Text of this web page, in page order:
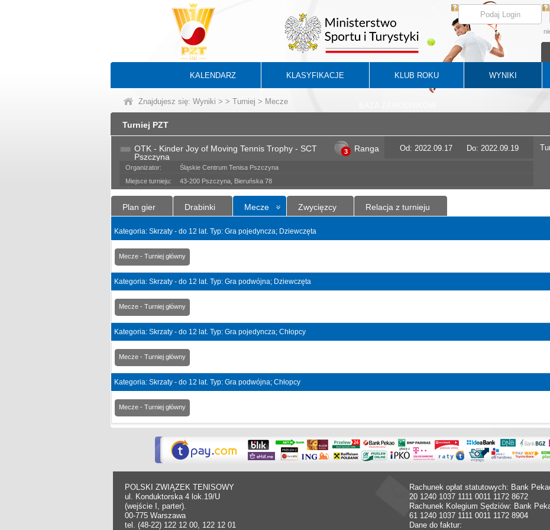
KALENDARZ KLASYFIKACJE KLUB ROKU WYNIKI
Znajdujesz się: Wyniki > > Turniej > Mecze
Turniej PZT
OTK - Kinder Joy of Moving Tennis Trophy - SCT
Pszczyna
3 Ranga Od: 2022.09.17 Do: 2022.09.19
Organizator:
Śląskie Centrum Tenisa Pszczyna
Miejsce turnieju:
43-200 Pszczyna, Bieruńska 78
Plan gier Drabinki Mecze Zwycięzcy Relacja z turnieju
Kategoria: Skrzaty - do 12 lat. Typ: Gra pojedyncza; Dziewczęta
Mecze - Turniej główny
Kategoria: Skrzaty - do 12 lat. Typ: Gra podwójna; Dziewczęta
Mecze - Turniej główny
Kategoria: Skrzaty - do 12 lat. Typ: Gra pojedyncza; Chłopcy
Mecze - Turniej główny
Kategoria: Skrzaty - do 12 lat. Typ: Gra podwójna; Chłopcy
Mecze - Turniej główny
POLSKI ZWIĄZEK TENISOWY
ul. Konduktorska 4 lok.19/U
(wejście I, parter).
00-775 Warszawa
tel. (48-22) 122 12 00, 122 12 01
Rachunek opłat statutowych: Bank
20 1240 1037 1111 0011 1172 8672
Rachunek Kolegium Sędziów: Bank
61 1240 1037 1111 0011 1172 8904
Dane do faktur: